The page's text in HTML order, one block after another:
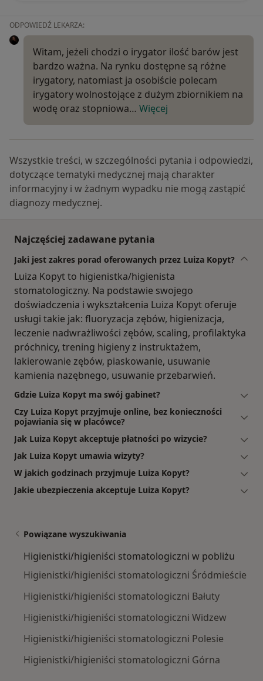
ODPOWIEDŹ LEKARZA:
Witam, jeżeli chodzi o irygator ilość barów jest
bardzo ważna. Na rynku dostępne są różne
irygatory, natomiast ja osobiście polecam
irygatory wolnostojące z dużym zbiornikiem na
wodę oraz stopniowa… Więcej
Wszystkie treści, w szczególności pytania i odpowiedzi,
dotyczące tematyki medycznej mają charakter
informacyjny i w żadnym wypadku nie mogą zastąpić
diagnozy medycznej.
Najczęściej zadawane pytania
Jaki jest zakres porad oferowanych przez Luiza Kopyt?
Luiza Kopyt to higienistka/higienista
stomatologiczny. Na podstawie swojego
doświadczenia i wykształcenia Luiza Kopyt oferuje
usługi takie jak: fluoryzacja zębów, higienizacja,
leczenie nadwrażliwości zębów, scaling, profilaktyka
próchnicy, trening higieny z instruktażem,
lakierowanie zębów, piaskowanie, usuwanie
kamienia nazębnego, usuwanie przebarwień.
Gdzie Luiza Kopyt ma swój gabinet?
Czy Luiza Kopyt przyjmuje online, bez konieczności
pojawiania się w placówce?
Jak Luiza Kopyt akceptuje płatności po wizycie?
Jak Luiza Kopyt umawia wizyty?
W jakich godzinach przyjmuje Luiza Kopyt?
Jakie ubezpieczenia akceptuje Luiza Kopyt?
Powiązane wyszukiwania
Higienistki/higieniści stomatologiczni w pobliżu
Higienistki/higieniści stomatologiczni Śródmieście
Higienistki/higieniści stomatologiczni Bałuty
Higienistki/higieniści stomatologiczni Widzew
Higienistki/higieniści stomatologiczni Polesie
Higienistki/higieniści stomatologiczni Górna